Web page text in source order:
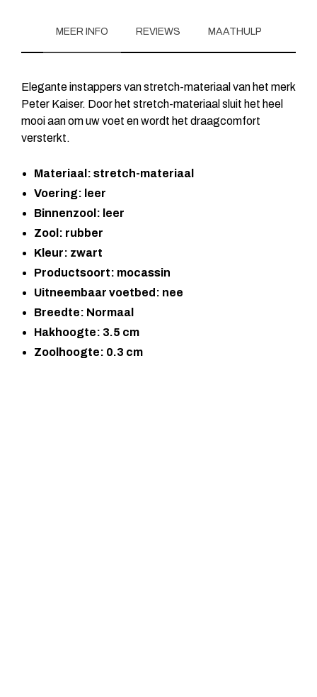
MEER INFO REVIEWS MAATHULP
Elegante instappers van stretch-materiaal van het merk
Peter Kaiser. Door het stretch-materiaal sluit het heel
mooi aan om uw voet en wordt het draagcomfort
versterkt.
Materiaal: stretch-materiaal
Voering: leer
Binnenzool: leer
Zool: rubber
Kleur: zwart
Productsoort: mocassin
Uitneembaar voetbed: nee
Breedte: Normaal
Hakhoogte: 3.5 cm
Zoolhoogte: 0.3 cm